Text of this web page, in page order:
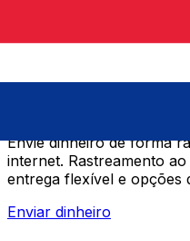
Envie dinheiro de forma
internet. Rastreamento
entrega flexível e opções
Enviar dinheiro